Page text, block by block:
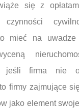
się z
mieć na uwadze
jeśli firma nie
firmy zajmujące
jako element